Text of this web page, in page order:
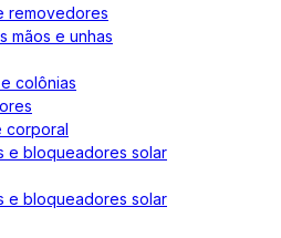
removedores
mãos e unhas
colônias
corporal
e bloqueadores solar
e bloqueadores solar